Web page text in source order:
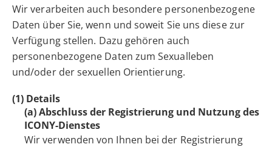
Wir verarbeiten auch besondere personenbezogene
Daten über Sie, wenn und soweit Sie uns diese zur
Verfügung stellen. Dazu gehören auch
personenbezogene Daten zum Sexualleben
und/oder der sexuellen Orientierung.
(1) Details
(a) Abschluss der Registrierung und Nutzung des
ICONY-Dienstes
Wir verwenden von Ihnen bei der Registrierung